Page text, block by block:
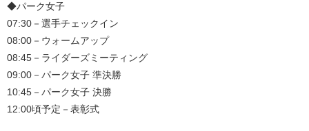
◆パーク女子
07:30－選手チェックイン
08:00－ウォームアップ
08:45－ライダーズミーティング
09:00－パーク女子 準決勝
10:45－パーク女子 決勝
12:00頃予定－表彰式